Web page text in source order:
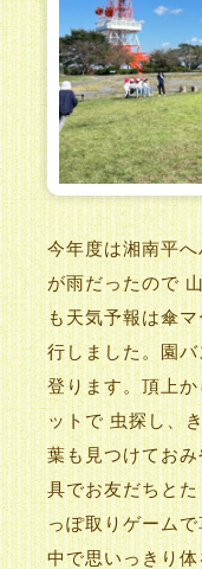
今年度は湘南平
が雨だったので
も天気予報は傘
行しました。園
登ります。頂上
ットで 虫探し、
葉も見つけてお
具でお友だちと
っぽ取りゲーム
中で思いっきり